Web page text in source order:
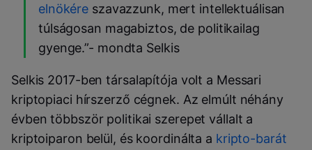
elnökére szavazzunk, mert intellektuálisan
túlságosan magabiztos, de politikailag
gyenge.”- mondta Selkis
Selkis 2017-ben társalapítója volt a Messari
kriptopiaci hírszerző cégnek. Az elmúlt néhány
évben többször politikai szerepet vállalt a
kriptoiparon belül, és koordinálta a kripto-barát